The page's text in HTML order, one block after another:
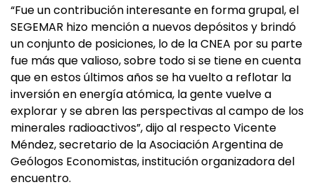
“Fue un contribución interesante en forma grupal, el
SEGEMAR hizo mención a nuevos depósitos y brindó
un conjunto de posiciones, lo de la CNEA por su parte
fue más que valioso, sobre todo si se tiene en cuenta
que en estos últimos años se ha vuelto a reflotar la
inversión en energía atómica, la gente vuelve a
explorar y se abren las perspectivas al campo de los
minerales radioactivos”, dijo al respecto Vicente
Méndez, secretario de la Asociación Argentina de
Geólogos Economistas, institución organizadora del
encuentro.